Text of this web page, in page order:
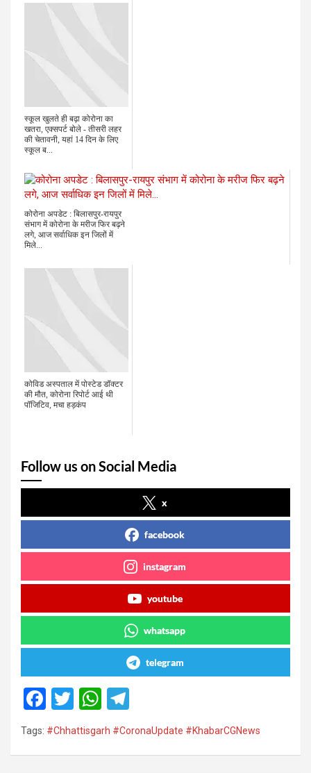
स्कूल खुलते ही बढ़ा कोरोना का
खतरा, एक्सपर्ट बोले - तीसरी लहर
की चेतावनी, यहां 14 दिन के लिए
स्कूल ब...
कोरोना अपडेट : बिलासपुर-रायपुर
संभाग में कोरोना के मरीज फिर बढ़ने
लगे, आज सर्वाधिक इन जिलों में
मिले...
कोविड अस्पताल में पोस्टेड डॉक्टर
की मौत, कोरोना रिपोर्ट आई थी
पॉजिटिव, मचा हड़कंप
Follow us on Social Media
x
facebook
instagram
youtube
whatsapp
telegram
F
a
ce
T
wi
tt
W
h
at e
Tags: #Chhattisgarh #CoronaUpdate #KhabarCGNews